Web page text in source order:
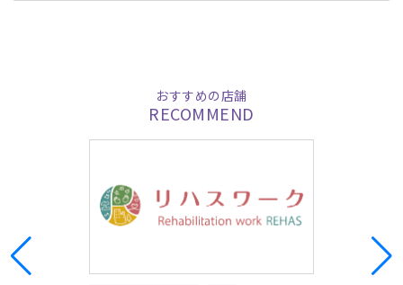
おすすめの店舗
RECOMMEND